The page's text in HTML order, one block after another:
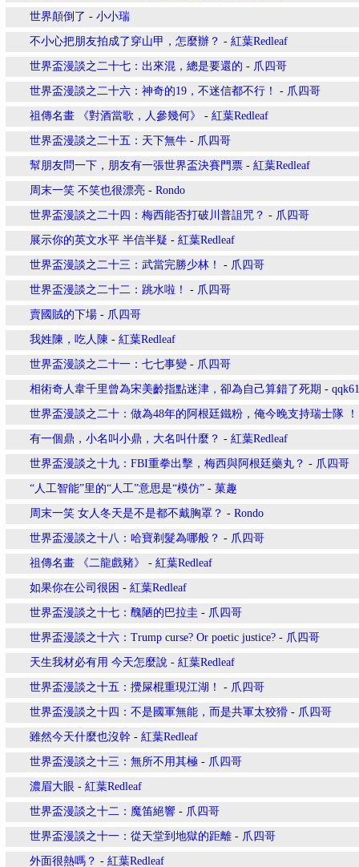
世界顛倒了 - 小小瑞
不小心把朋友拍成了穿山甲，怎麼辦？ - 紅葉Redleaf
世界盃漫談之二十七：出來混，總是要還的 - 爪四哥
世界盃漫談之二十六：神奇的19，不迷信都不行！ - 爪四哥
祖傳名畫 《對酒當歌，人參幾何》 - 紅葉Redleaf
世界盃漫談之二十五：天下無牛 - 爪四哥
幫朋友問一下，朋友有一張世界盃決賽門票 - 紅葉Redleaf
周末一笑 不笑也很漂亮 - Rondo
世界盃漫談之二十四：梅西能否打破川普詛咒？ - 爪四哥
展示你的英文水平 半信半疑 - 紅葉Redleaf
世界盃漫談之二十三：武當完勝少林！ - 爪四哥
世界盃漫談之二十二：跳水啦！ - 爪四哥
賣國賊的下場 - 爪四哥
我姓陳，吃人陳 - 紅葉Redleaf
世界盃漫談之二十一：七七事變 - 爪四哥
相術奇人韋千里曾為宋美齡指點迷津，卻為自己算錯了死期 -
世界盃漫談之二十：做為48年的阿根廷鐵粉，俺今晚支持瑞士隊 ！
有一個鼎，小名叫小鼎，大名叫什麼？ - 紅葉Redleaf
世界盃漫談之十九：FBI重拳出擊，梅西與阿根廷藥丸？ - 爪四哥
“人工智能”里的“人工”意思是“模仿” - 菓趣
周末一笑 女人冬天是不是都不戴胸罩？ - Rondo
世界盃漫談之十八：哈寶剃髮為哪般？ - 爪四哥
祖傳名畫 《二龍戲豬》 - 紅葉Redleaf
如果你在公司很困 - 紅葉Redleaf
世界盃漫談之十七：醜陋的巴拉圭 - 爪四哥
世界盃漫談之十六：Trump curse? Or poetic justice? - 爪四哥
天生我材必有用 今天怎麼說 - 紅葉Redleaf
世界盃漫談之十五：攪屎棍重現江湖！ - 爪四哥
世界盃漫談之十四：不是國軍無能，而是共軍太狡猾 - 爪四哥
雖然今天什麼也沒幹 - 紅葉Redleaf
世界盃漫談之十三：無所不用其極 - 爪四哥
濃眉大眼 - 紅葉Redleaf
世界盃漫談之十二：魔笛絕響 - 爪四哥
世界盃漫談之十一：從天堂到地獄的距離 - 爪四哥
外面很熱嗎？ - 紅葉Redleaf